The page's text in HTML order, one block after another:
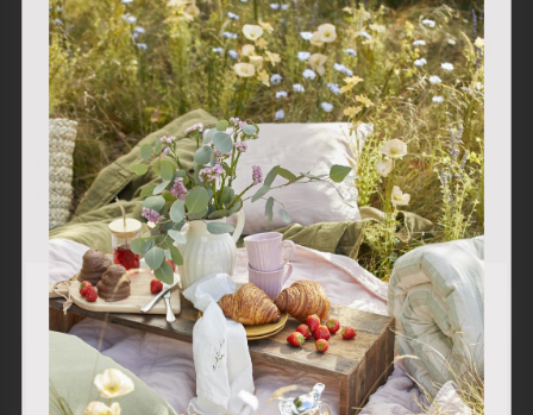
Bandeja Corazón
Paulonia S
18.00€
Bandeja Cuadrada
Paulonia
13.00€
Utilizamos cookies propias y de terceros para analizar
nuestros servicios y mostrarle publicidad relacionada con
sus preferencias en base a un perfil elaborado a partir de
sus hábitos de navegación (por ejemplo, páginas
visitadas). Puede obtener más información y configurar
sus preferencias.